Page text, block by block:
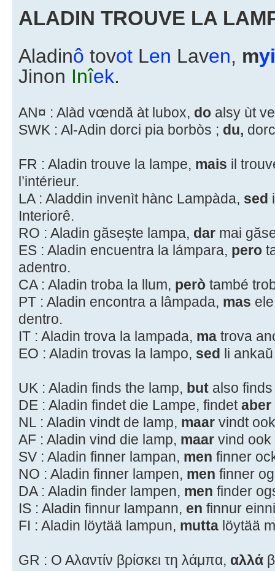
ALADIN TROUVE LA
Aladinô tovot Len Laven, myi
Jinon Inîek.
AN¤ : Alàd vœndă àt lubox, do alsy ùt
SWK : Al-Adin dorci pia borbòs ; du,
FR : Aladin trouve la lampe, mais il
l’intérieur.
LA : Aladdin invenìt hànc Lampàda, sed
Interiorê.
RO : Aladin găsește lampa, dar mai
ES : Aladin encuentra la lámpara, pero
adentro.
CA : Aladin troba la llum, però també
PT : Aladin encontra a lâmpada, mas
dentro.
IT : Aladin trova la lampada, ma trova
EO : Aladin trovas la lampo, sed li
UK : Aladin finds the lamp, but also
DE : Aladin findet die Lampe, findetaber
NL : Aladin vindt de lamp, maar vindt
AF : Aladin vind die lamp, maar vind ook
SV : Aladin finner lampan, men finner
NO : Aladin finner lampen, men finner
DA : Aladin finder lampen, men finder
IS : Aladin finnur lampann, en finnur
FI : Aladin löytää lampun, mutta löytää
GR : Ο Αλαντίν βρίσκει τη λάμπα, αλλά